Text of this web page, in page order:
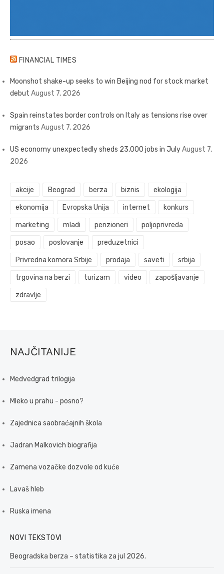
FINANCIAL TIMES
Moonshot shake-up seeks to win Beijing nod for stock market
debut August 7, 2026
Spain reinstates border controls on Italy as tensions rise over
migrants August 7, 2026
US economy unexpectedly sheds 23,000 jobs in JulyAugust 7,
2026
akcije Beograd berza biznis ekologija
ekonomija Evropska Unija internet konkurs
marketing mladi penzioneri poljoprivreda
posao poslovanje preduzetnici
Privredna komora Srbije prodaja saveti srbija
trgovina na berzi turizam video zapošljavanje
zdravlje
NAJČITANIJE
Medvedgrad trilogija
Mleko u prahu - posno?
Zajednica saobraćajnih škola
Jadran Malkovich biografija
Zamena vozačke dozvole od kuće
Lavaš hleb
Ruska imena
NOVI TEKSTOVI
Beogradska berza – statistika za jul 2026.